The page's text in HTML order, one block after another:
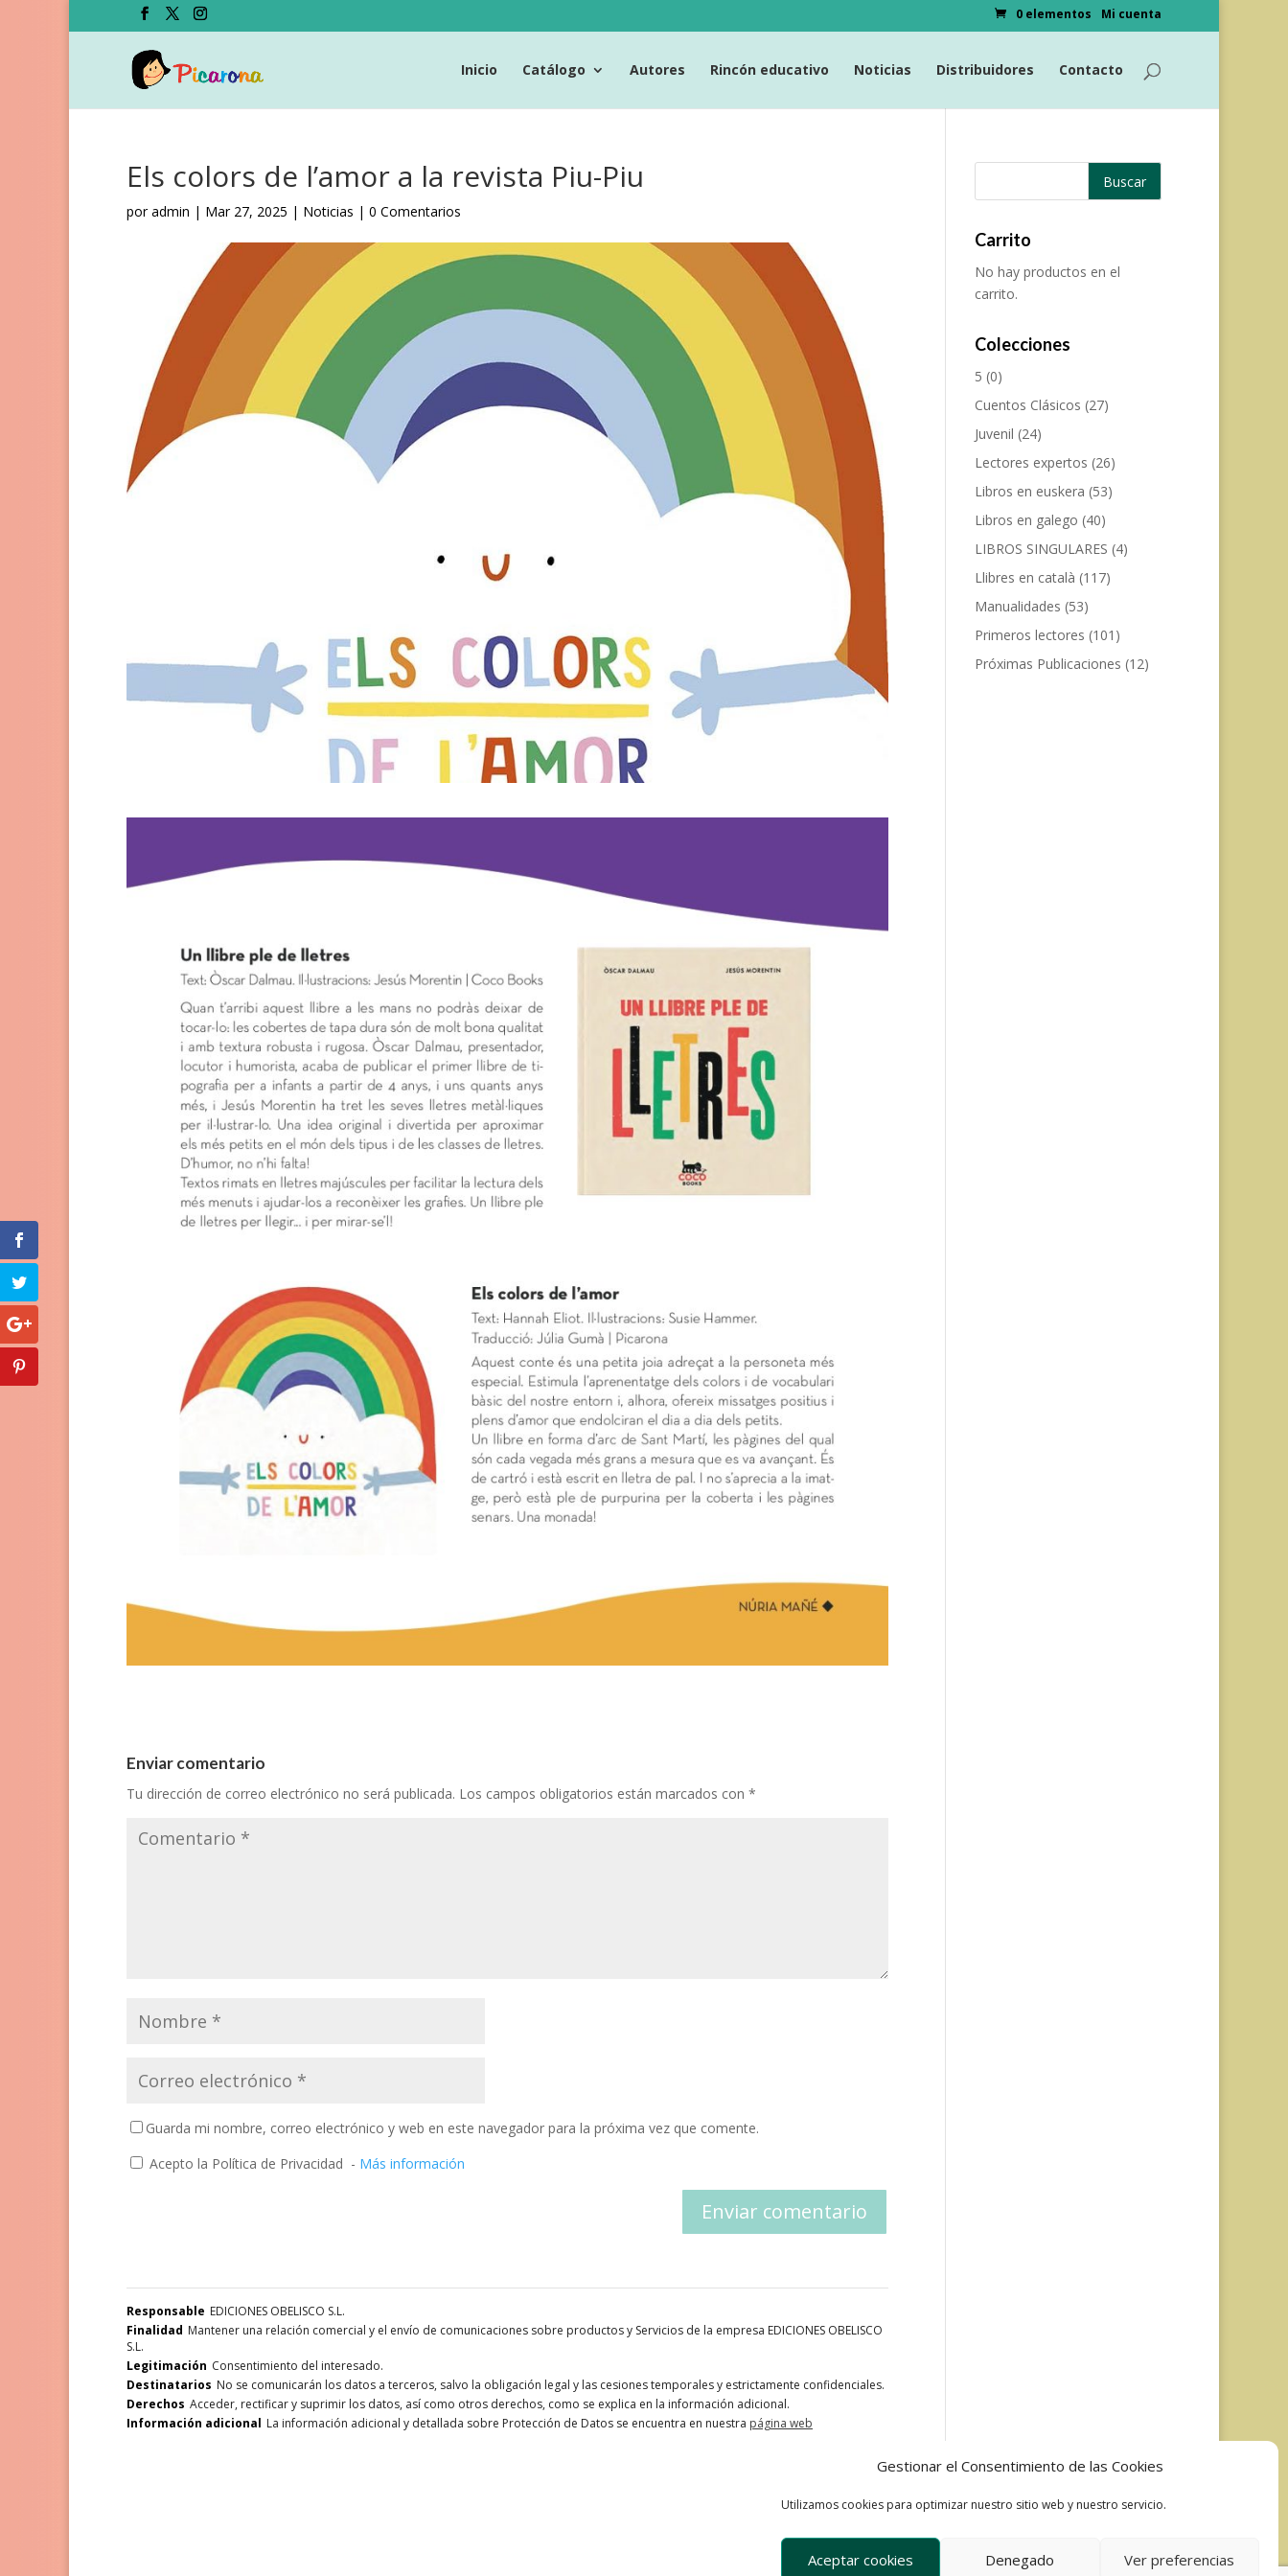
Gestionar el Consentimiento de las Cookies
Utilizamos cookies para optimizar nuestro sitio web y nuestro servicio.
Aceptar cookies Denegado Ver preferencias
Mi cuenta
0 elementos
Inicio Catálogo Autores Rincón educativo Noticias Distribuidores Contacto
Els colors de l’amor a la revista Piu-Piu
poradmin | Mar 27, 2025 | Noticias | 0 Comentarios
Enviar comentario
Tu dirección de correo electrónico no será publicada. Los campos obligatorios están marcados con *
Guarda mi nombre, correo electrónico y web en este navegador para la próxima vez que comente.
Acepto la Política de Privacidad - Más información
Responsable EDICIONES OBELISCO S.L.
Finalidad Mantener una relación comercial y el envío de comunicaciones sobre productos y Servicios de la empresa EDICIONES OBELISCO
S.L.
Legitimación Consentimiento del interesado.
Destinatarios No se comunicarán los datos a terceros, salvo la obligación legal y las cesiones temporales y estrictamente confidenciales.
Derechos Acceder, rectificar y suprimir los datos, así como otros derechos, como se explica en la información adicional.
Información adicional La información adicional y detallada sobre Protección de Datos se encuentra en nuestra página web
Carrito
No hay productos en el
carrito.
Colecciones
5 (0)
Cuentos Clásicos (27)
Juvenil (24)
Lectores expertos (26)
Libros en euskera (53)
Libros en galego (40)
LIBROS SINGULARES (4)
Llibres en català (117)
Manualidades (53)
Primeros lectores (101)
Próximas Publicaciones (12)